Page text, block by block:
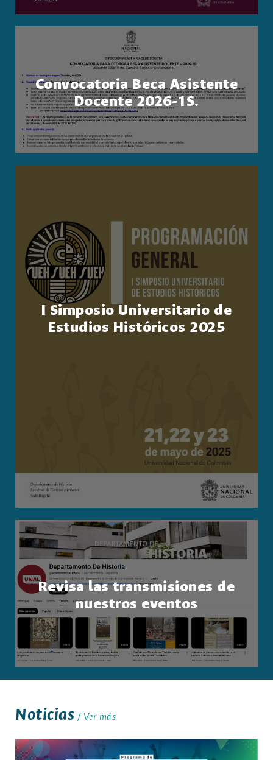
Convocatoria Beca Asistente
Docente 2026-1S.
I Simposio Universitario de
Estudios Históricos 2025
Revisa las transmisiones de
nuestros eventos
Noticias Ver más